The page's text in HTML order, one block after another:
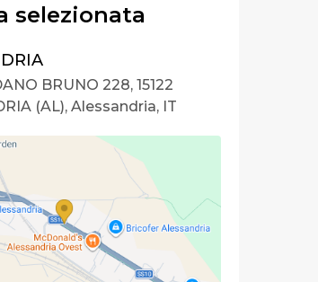
selezionata
BRUNO 228, 15122
(AL), Alessandria, IT